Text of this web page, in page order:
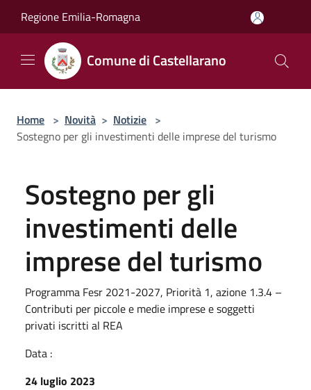
Regione Emilia-Romagna
Comune di Castellarano
Home > Novità > Notizie >
Sostegno per gli investimenti delle imprese del turismo
Sostegno per gli
investimenti delle
imprese del turismo
Programma Fesr 2021-2027, Priorità 1, azione 1.3.4 –
Contributi per piccole e medie imprese e soggetti
privati iscritti al REA
Data :
24 luglio 2023